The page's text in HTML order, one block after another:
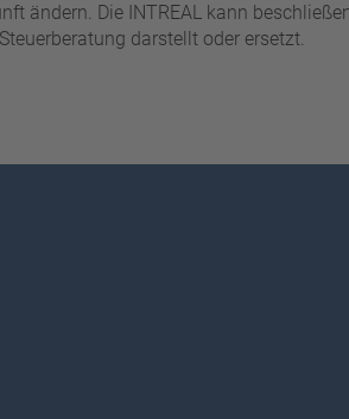
ändern. Die INTREAL kann
darstellt oder ersetzt.